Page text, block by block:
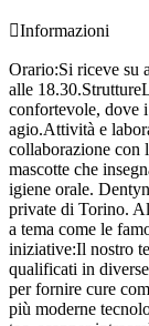
Informazioni
Orario:Si riceve su
alle 18.30.Strutture
confortevole, dove
agio.Attività e
collaborazione con
mascotte che
igiene orale.
private di Torino.
a tema come le
iniziative:Il nostro
qualificati in
per fornire cure
più moderne